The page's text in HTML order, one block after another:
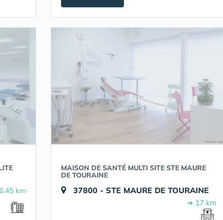
km
MAISON DE SANTÉ MULTI SITE STE MAURE
DE TOURAINE
37800 - STE MAURE DE TOURAINE
➔ 17 km